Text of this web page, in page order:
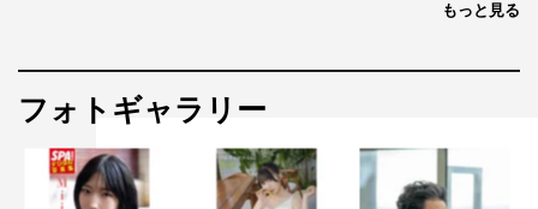
もっと見る
フォトギャラリー